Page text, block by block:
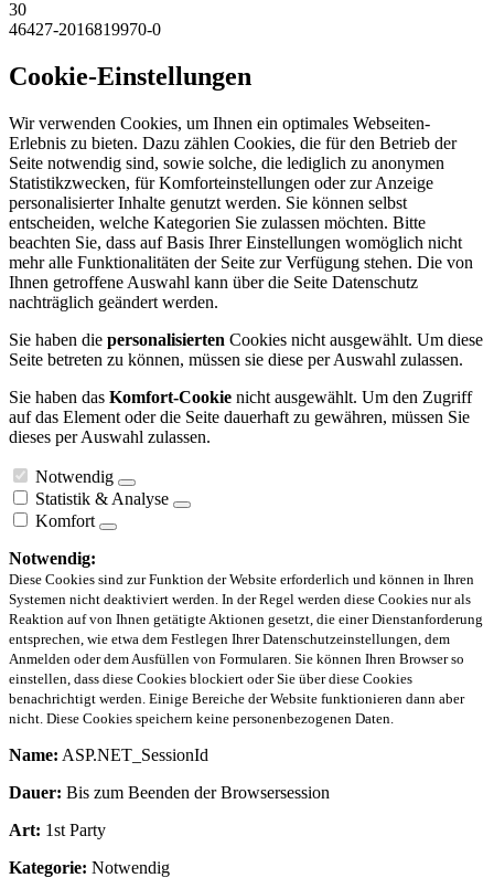
30
46427-2016819970-0
Cookie-Einstellungen
Wir verwenden Cookies, um Ihnen ein optimales Webseiten-
Erlebnis zu bieten. Dazu zählen Cookies, die für den Betrieb der
Seite notwendig sind, sowie solche, die lediglich zu anonymen
Statistikzwecken, für Komforteinstellungen oder zur Anzeige
personalisierter Inhalte genutzt werden. Sie können selbst
entscheiden, welche Kategorien Sie zulassen möchten. Bitte
beachten Sie, dass auf Basis Ihrer Einstellungen womöglich nicht
mehr alle Funktionalitäten der Seite zur Verfügung stehen. Die von
Ihnen getroffene Auswahl kann über die Seite Datenschutz
nachträglich geändert werden.
Sie haben die personalisierten Cookies nicht ausgewählt. Um diese
Seite betreten zu können, müssen sie diese per Auswahl zulassen.
Sie haben das Komfort-Cookie nicht ausgewählt. Um den Zugriff
auf das Element oder die Seite dauerhaft zu gewähren, müssen Sie
dieses per Auswahl zulassen.
Notwendig
Statistik & Analyse
Komfort
Notwendig:
Diese Cookies sind zur Funktion der Website erforderlich und können in Ihren
Systemen nicht deaktiviert werden. In der Regel werden diese Cookies nur als
Reaktion auf von Ihnen getätigte Aktionen gesetzt, die einer Dienstanforderung
entsprechen, wie etwa dem Festlegen Ihrer Datenschutzeinstellungen, dem
Anmelden oder dem Ausfüllen von Formularen. Sie können Ihren Browser so
einstellen, dass diese Cookies blockiert oder Sie über diese Cookies
benachrichtigt werden. Einige Bereiche der Website funktionieren dann aber
nicht. Diese Cookies speichern keine personenbezogenen Daten.
Name: ASP.NET_SessionId
Dauer: Bis zum Beenden der Browsersession
Art: 1st Party
Kategorie: Notwendig